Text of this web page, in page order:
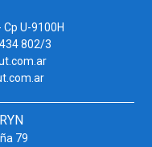
U-9100H
802/3
79